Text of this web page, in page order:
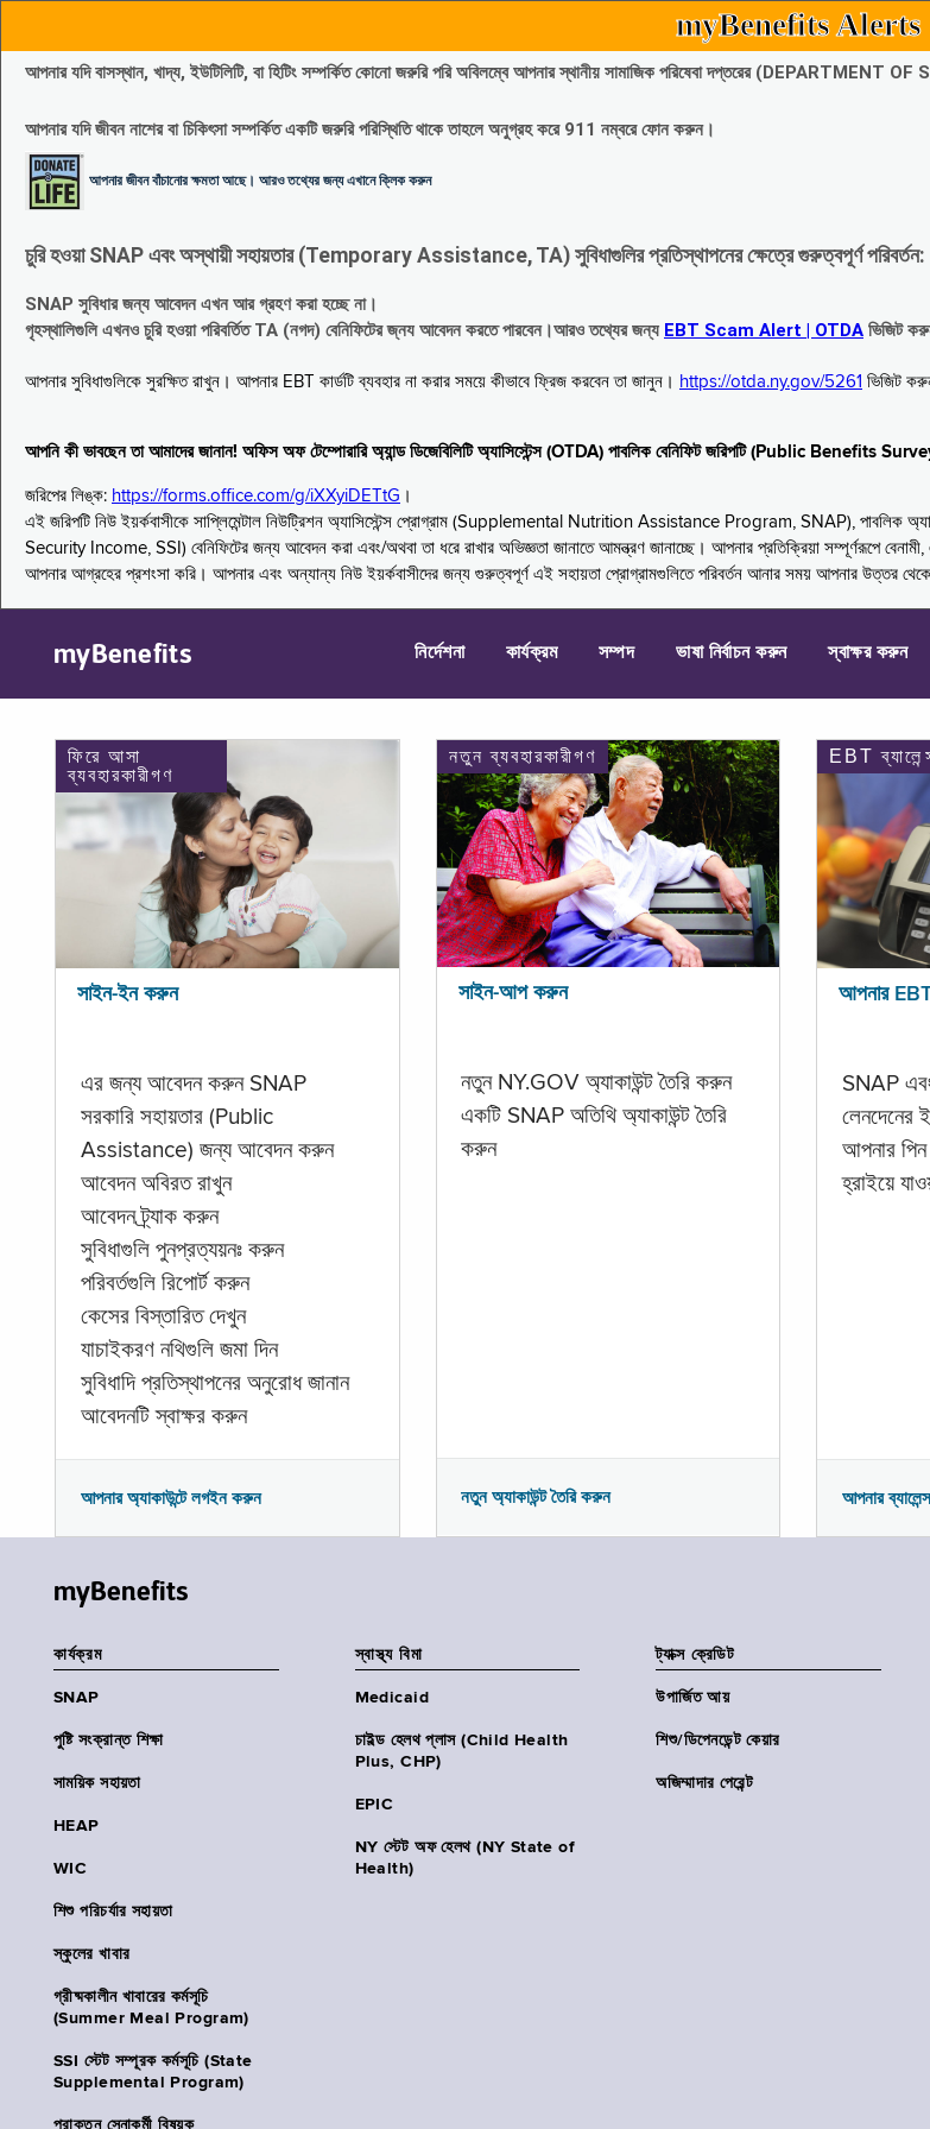
myBenefits Alerts
আপনার যদি বাসস্থান, খাদ্য, ইউটিলিটি, বা হিটিং সম্পর্কিত কোনো জরুরি পরি অবিলম্বে আপনার স্থানীয় সামাজিক পরিষেবা দপ্তরের
আপনার যদি জীবন নাশের বা চিকিৎসা সম্পর্কিত একটি জরুরি পরিস্থিতি থাকে তাহলে অনুগ্রহ করে 911 নম্বরে ফোন করুন।
আপনার জীবন বাঁচানোর ক্ষমতা আছে। আরও তথ্যের জন্য এখানে ক্লিক করুন
চুরি হওয়া SNAP এবং অস্থায়ী সহায়তার (Temporary Assistance, TA) সুবিধাগুলির প্রতিস্থাপনের ক্ষেত্রে গুরুত্বপূর্ণ পরিবর্তন:
SNAP সুবিধার জন্য আবেদন এখন আর গ্রহণ করা হচ্ছে না।
গৃহস্থালিগুলি এখনও চুরি হওয়া পরিবর্তিত TA (নগদ) বেনিফিটের জ্নয আবেদন করতে পারবেন।আরও তথ্যের জন্য EBT Scam Alert | OTDA ভিজিট
আপনার সুবিধাগুলিকে সুরক্ষিত রাখুন। আপনার EBT কার্ডটি ব্যবহার না করার সময়ে কীভাবে ফ্রিজ করবেন তা জানুন। https://otda.ny.gov/5261 ভিজিট
আপনি কী ভাবছেন তা আমাদের জানান! অফিস অফ টেম্পোরারি অ্যান্ড ডিজেবিলিটি অ্যাসিস্টেন্স (OTDA) পাবলিক বেনিফিট জরিপটি (Public Benefits
জরিপের লিঙ্ক: https://forms.office.com/g/iXXyiDETtG ।
এই জরিপটি নিউ ইয়র্কবাসীকে সাপ্লিমেন্টাল নিউট্রিশন অ্যাসিস্টেন্স প্রোগ্রাম (Supplemental Nutrition Assistance Program, SNAP), পাবলিক
Security Income, SSI) বেনিফিটের জন্য আবেদন করা এবং/অথবা তা ধরে রাখার অভিজ্ঞতা জানাতে আমন্ত্রণ জানাচ্ছে। আপনার প্রতিক্রিয়া সম্পূর্ণরূপে
আপনার আগ্রহের প্রশংসা করি। আপনার এবং অন্যান্য নিউ ইয়র্কবাসীদের জন্য গুরুত্বপূর্ণ এই সহায়তা প্রোগ্রামগুলিতে পরিবর্তন আনার সময় আপনার উত্তর থেকে
myBenefits নির্দেশনা কার্যক্রম সম্পদ ভাষা নির্বাচন করুন স্বাক্ষর করুন
ফিরে আসা
ব্যবহারকারীগণ
সাইন-ইন করুন
এর জন্য আবেদন করুন SNAP
সরকারি সহায়তার (Public
Assistance) জন্য আবেদন করুন
আবেদন অবিরত রাখুন
আবেদন ট্র্যাক করুন
সুবিধাগুলি পুনপ্রত্যয়নঃ করুন
পরিবর্তগুলি রিপোর্ট করুন
কেসের বিস্তারিত দেখুন
যাচাইকরণ নথিগুলি জমা দিন
সুবিধাদি প্রতিস্থাপনের অনুরোধ জানান
আবেদনটি স্বাক্ষর করুন
আপনার অ্যাকাউন্টে লগইন করুন
নতুন ব্যবহারকারীগণ
সাইন-আপ করুন
নতুন NY.GOV অ্যাকাউন্ট তৈরি করুন
একটি SNAP অতিথি অ্যাকাউন্ট তৈরি
করুন
নতুন অ্যাকাউন্ট তৈরি করুন
EBT
আপনার EBT
SNAP
লেনদেনের
আপনার পিন
হ্রাইয়ে
আপনার
myBenefits
কার্যক্রম
SNAP
পুষ্টি সংক্রান্ত শিক্ষা
সাময়িক সহায়তা
HEAP
WIC
শিশু পরিচর্যার সহায়তা
স্কুলের খাবার
গ্রীষ্মকালীন খাবারের কর্মসূচি
(Summer Meal Program)
SSI স্টেট সম্পূরক কর্মসূচি (State
Supplemental Program)
প্রাক্তন সেনাকর্মী বিষয়ক
স্বাস্থ্য বিমা
Medicaid
চাইল্ড হেলথ প্লাস (Child Health
Plus, CHP)
EPIC
NY স্টেট অফ হেলথ (NY State of
Health)
ট্যাক্স ক্রেডিট
উপার্জিত আয়
শিশু/ডিপেনডেন্ট কেয়ার
অজিম্মাদার পেরেন্ট